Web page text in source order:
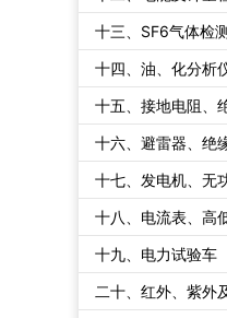
十三、SF6气体检
十四、油、化分析
十五、接地电阻、
十六、避雷器、绝
十七、发电机、无
十八、电流表、高
十九、电力试验车
二十、红外、紫外